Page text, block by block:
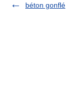
béton gonflé